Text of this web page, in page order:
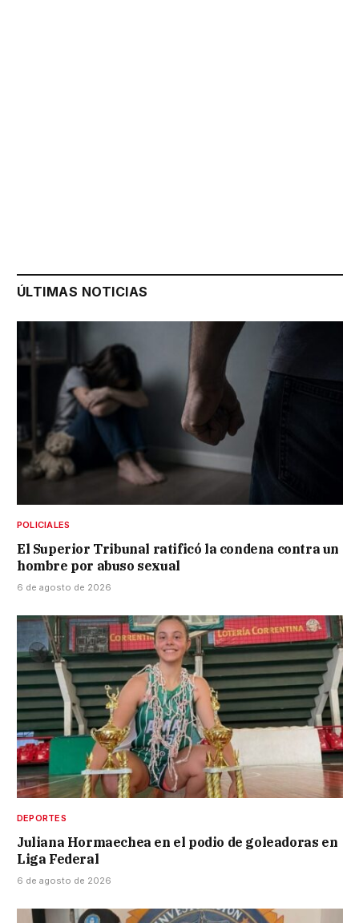
ÚLTIMAS NOTICIAS
POLICIALES
El Superior Tribunal ratificó la condena contra un
hombre por abuso sexual
6 de agosto de 2026
DEPORTES
Juliana Hormaechea en el podio de goleadoras en
Liga Federal
6 de agosto de 2026